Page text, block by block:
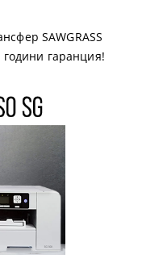
SAWGRASS
години гаранция!